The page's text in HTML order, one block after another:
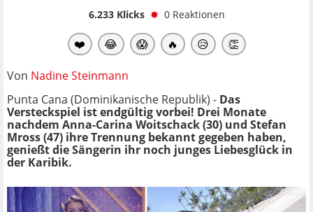
6.233Klicks 0 Reaktionen
❤️ 😂 😱 🔥 😥 👏
Von Nadine Steinmann
Punta Cana (Dominikanische Republik) - Das
Versteckspiel ist endgültig vorbei! Drei Monate
nachdem Anna-Carina Woitschack (30) und Stefan
Mross (47) ihre Trennung bekannt gegeben haben,
genießt die Sängerin ihr noch junges Liebesglück in
der Karibik.